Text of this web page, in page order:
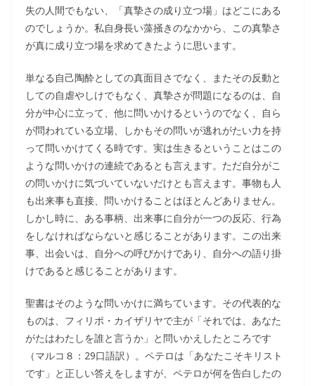
失の人間でもない、「真摯さの成り立つ場」はどこにある
のでしょうか。私自身長い藻掻きのなかから、この真摯さ
が真に成り立つ場を求めてきたように思います。
単なる自己陶酔としての真面目さでなく、またその反動と
しての自虐やしけでもなく、真摯さが問題になるのは、自
分が中心に立って、他に問いかけるというのでなく、自ら
が問われている立場、しかもその問いが逃れがたい力を持
って問いかけてくる時です。実は生きるということはこの
ような問いかけの連続であるとも言えます。ただ自分がこ
の問いかけに気づいていないだけとも言えます。事物も人
も出来事も直接、問いかけることはほとんどありません。
しかし時に、ある事柄、出来事に自分が一つの反応、行為
をしなければならないと感じることがあります。この出来
事、出会いは、自分への呼びかけであり、自分への語り掛
けであると感じることがあります。
聖書はそのような問いかけに満ちています。その代表的な
ものは、フィリポ・カイザリヤで主が「それでは、あなた
がたはわたしを誰と言うか」と問いかえしたところです
（マルコ８：29口語訳）。ペテロは「あなたこそキリスト
です」と正しい答えをしますが、ペテロが何を告白したの